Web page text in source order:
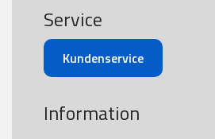
Service
Kundenservice
Information